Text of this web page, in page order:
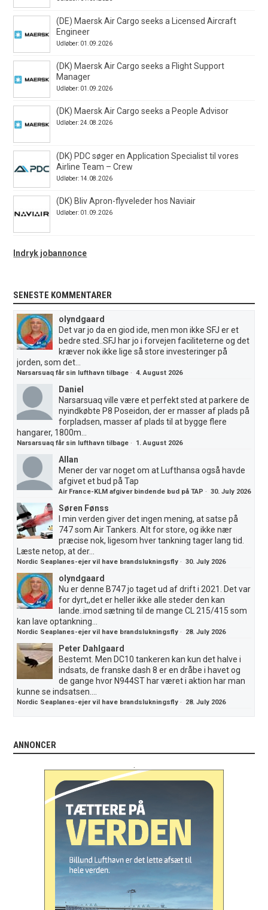
(DE) Maersk Air Cargo seeks a Licensed Aircraft
Engineer
Udløber: 01.09.2026
(DK) Maersk Air Cargo seeks a Flight Support
Manager
Udløber: 01.09.2026
(DK) Maersk Air Cargo seeks a People Advisor
Udløber: 24.08.2026
(DK) PDC søger en Application Specialist til vores
Airline Team – Crew
Udløber: 14.08.2026
(DK) Bliv Apron-flyveleder hos Naviair
Udløber: 01.09.2026
Indryk jobannonce
SENESTE KOMMENTARER
olyndgaard
Det var jo da en giod ide, men mon ikke SFJ er et
bedre sted..SFJ har jo i forvejen faciliteterne og det
kræver nok ikke lige så store investeringer på
jorden, som det...
Narsarsuaq får sin lufthavn tilbage ·4. August 2026
Daniel
Narsarsuaq ville være et perfekt sted at parkere de
nyindkøbte P8 Poseidon, der er masser af plads på
forpladsen, masser af plads til at bygge flere
hangarer, 1800m...
Narsarsuaq får sin lufthavn tilbage · 1. August 2026
Allan
Mener der var noget om at Lufthansa også havde
afgivet et bud på Tap
Air France-KLM afgiver bindende bud på TAP ·30. July 2026
Søren Fønss
I min verden giver det ingen mening, at satse på
747 som Air Tankers. Alt for store, og ikke nær
præcise nok, ligesom hver tankning tager lang tid.
Læste netop, at der...
Nordic Seaplanes-ejer vil have brandslukningsfly ·30. July 2026
olyndgaard
Nu er denne B747 jo taget ud af drift i 2021. Det var
for dyrt,,det er heller ikke alle steder den kan
lande..imod sætning til de mange CL 215/415 som
kan lave optankning...
Nordic Seaplanes-ejer vil have brandslukningsfly · 28. July 2026
Peter Dahlgaard
Bestemt. Men DC10 tankeren kan kun det halve i
indsats, de franske dash 8 er en dråbe i havet og
de gange hvor N944ST har været i aktion har man
kunne se indsatsen....
Nordic Seaplanes-ejer vil have brandslukningsfly · 28. July 2026
ANNONCER